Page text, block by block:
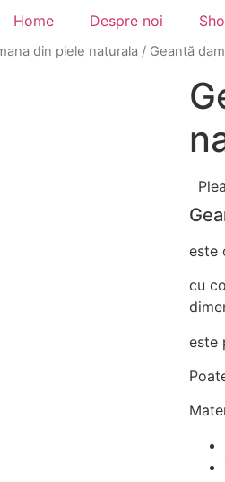
Home Despre noi
din piele naturala / Geantă
este
cu
este